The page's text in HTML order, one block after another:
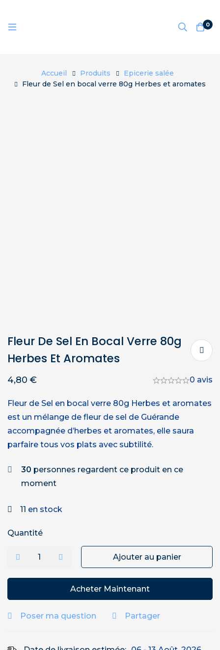
0
Accueil Produits
Epicerie salée
Fleur de Sel en bocal verre 80g Herbes et aromates
Fleur De Sel En Bocal Verre 80g
Herbes Et Aromates
4,80 € 0 avis
Fleur de Sel en bocal verre 80g Herbes et aromates
est un mélange de fleur de sel de Guérande
accompagnée d’herbes et aromates, elle saura
parfaire tous vos plats avec subtilité.
30 personnes regardent ce produit en ce
moment
11 en stock
Quantité
Ajouter au panier
Acheter Maintenant
Poser ma question Partager